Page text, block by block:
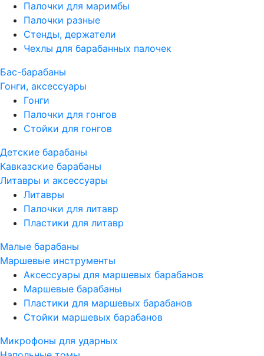
Палочки для маримбы
Палочки разные
Стенды, держатели
Чехлы для барабанных палочек
Бас-барабаны
Гонги, аксессуары
Гонги
Палочки для гонгов
Стойки для гонгов
Детские барабаны
Кавказские барабаны
Литавры и аксессуары
Литавры
Палочки для литавр
Пластики для литавр
Малые барабаны
Маршевые инструменты
Аксессуары для маршевых барабанов
Маршевые барабаны
Пластики для маршевых барабанов
Стойки маршевых барабанов
Микрофоны для ударных